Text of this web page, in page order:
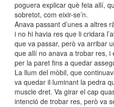
poguera explicar què feia allí,
sobretot, com eixir-se’n.
Anava passant d’unes a altres
i no hi havia res que li cridara
que va passar, però va arribar
que allí no anava a trobar res, i
per la paret fins a quedar
La llum del mòbil, que
va quedar il·luminant la pedra
muscle dret. Va girar el cap
intenció de trobar res, però va